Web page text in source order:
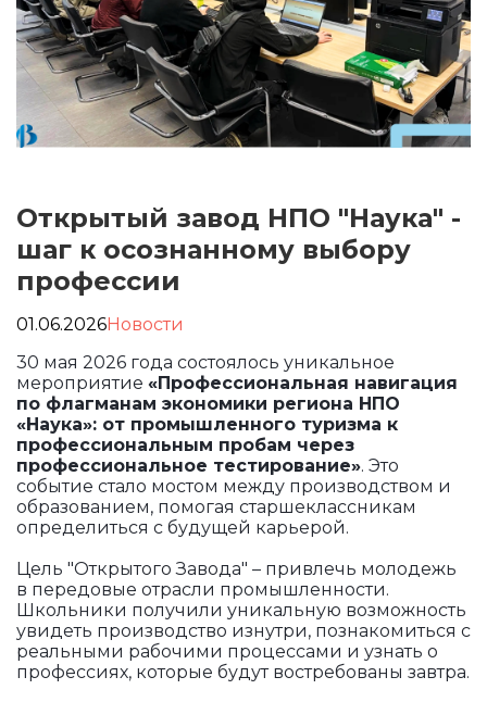
Открытый завод НПО "Наука" -
шаг к осознанному выбору
профессии
01.06.2026Новости
30 мая 2026 года состоялось уникальное
мероприятие «Профессиональная навигация
по флагманам экономики региона НПО
«Наука»: от промышленного туризма к
профессиональным пробам через
профессиональное тестирование». Это
событие стало мостом между производством и
образованием, помогая старшеклассникам
определиться с будущей карьерой.
Цель "Открытого Завода" – привлечь молодежь
в передовые отрасли промышленности.
Школьники получили уникальную возможность
увидеть производство изнутри, познакомиться с
реальными рабочими процессами и узнать о
профессиях, которые будут востребованы завтра.